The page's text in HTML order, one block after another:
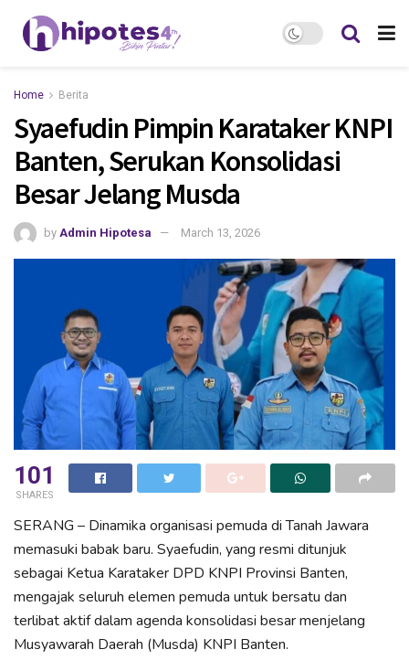
Home Berita
Syaefudin Pimpin Karataker KNPI
Banten, Serukan Konsolidasi
Besar Jelang Musda
by Admin Hipotesa March 13, 2026
101
SHARES
​SERANG – Dinamika organisasi pemuda di Tanah Jawara
memasuki babak baru. Syaefudin, yang resmi ditunjuk
sebagai Ketua Karataker DPD KNPI Provinsi Banten,
mengajak seluruh elemen pemuda untuk bersatu dan
terlibat aktif dalam agenda konsolidasi besar menjelang
Musyawarah Daerah (Musda) KNPI Banten.